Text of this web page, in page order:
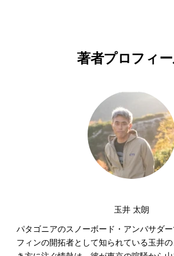
著者プロフィ
玉井 太朗
パタゴニアのスノーボード・アンバサダ
フィンの開拓者として知られている玉井